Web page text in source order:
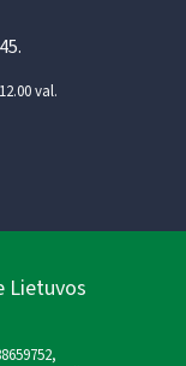
val.
Lietuvos